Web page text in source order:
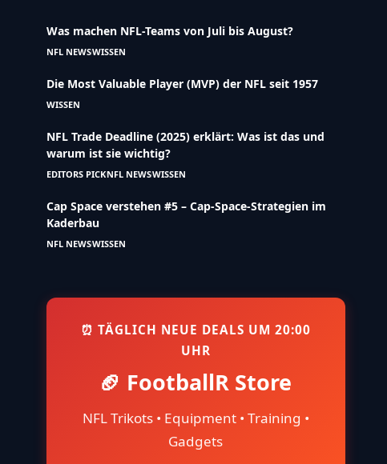
Was machen NFL-Teams von Juli bis August?
NFL NEWSWISSEN
Die Most Valuable Player (MVP) der NFL seit 1957
WISSEN
NFL Trade Deadline (2025) erklärt: Was ist das und
warum ist sie wichtig?
EDITORS PICKNFL NEWSWISSEN
Cap Space verstehen #5 – Cap-Space-Strategien im
Kaderbau
NFL NEWSWISSEN
⏰ TÄGLICH NEUE DEALS UM 20:00
UHR
🏈 FootballR Store
NFL Trikots • Equipment • Training •
Gadgets